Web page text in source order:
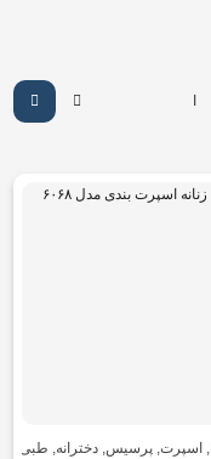
گرانترین
, اسپرت, پرسیس, دخترانه, طبی